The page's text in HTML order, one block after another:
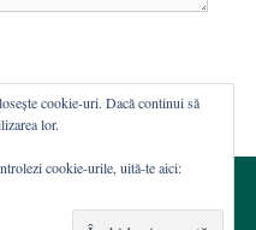
cookie-uri. Dacă continui să
lor.
cookie-urile, uită-te aici: